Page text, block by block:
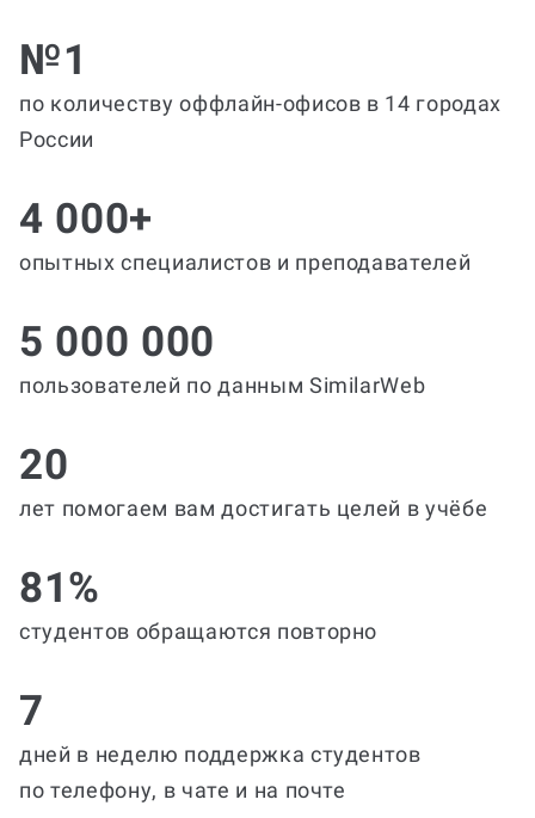
№1
по количеству оффлайн-офисов в 14 городах
России
4 000+
опытных специалистов и преподавателей
5 000 000
пользователей по данным SimilarWeb
20
лет помогаем вам достигать целей в учёбе
81%
студентов обращаются повторно
7
дней в неделю поддержка студентов
по телефону, в чате и на почте